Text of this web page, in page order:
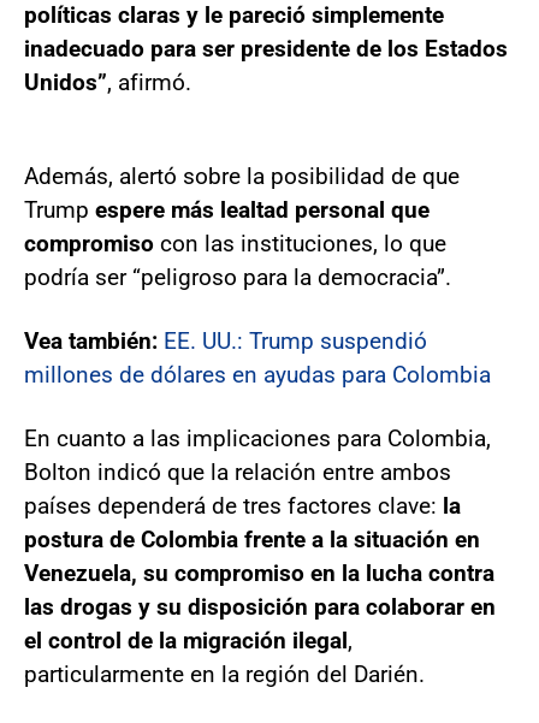
políticas claras y le pareció simplemente
inadecuado para ser presidente de los Estados
Unidos”, afirmó.
Además, alertó sobre la posibilidad de que
Trump espere más lealtad personal que
compromiso con las instituciones, lo que
podría ser “peligroso para la democracia”.
Vea también: EE. UU.: Trump suspendió
millones de dólares en ayudas para Colombia
En cuanto a las implicaciones para Colombia,
Bolton indicó que la relación entre ambos
países dependerá de tres factores clave: la
postura de Colombia frente a la situación en
Venezuela, su compromiso en la lucha contra
las drogas y su disposición para colaborar en
el control de la migración ilegal,
particularmente en la región del Darién.